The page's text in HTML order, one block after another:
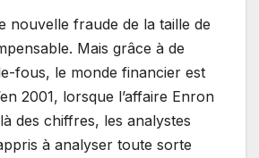
nouvelle fraude de la taille de
Mais grâce à de
fous, le monde financier est
2001, lorsque l’affaire Enron
des chiffres, les analystes
à analyser toute sorte